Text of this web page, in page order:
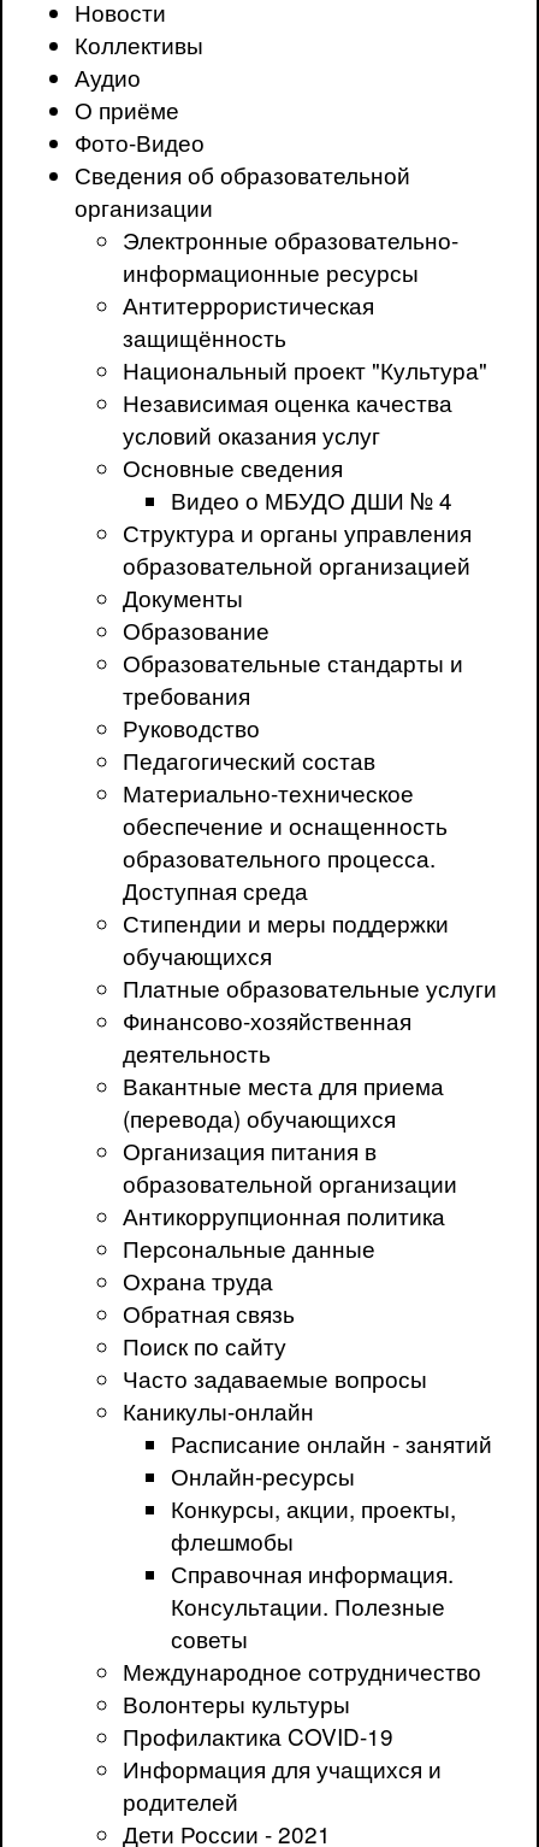
Новости
Коллективы
Аудио
О приёме
Фото-Видео
Сведения об образовательной
организации
Электронные образовательно-
информационные ресурсы
Антитеррористическая
защищённость
Национальный проект "Культура"
Независимая оценка качества
условий оказания услуг
Основные сведения
Видео о МБУДО ДШИ № 4
Структура и органы управления
образовательной организацией
Документы
Образование
Образовательные стандарты и
требования
Руководство
Педагогический состав
Материально-техническое
обеспечение и оснащенность
образовательного процесса.
Доступная среда
Стипендии и меры поддержки
обучающихся
Платные образовательные услуги
Финансово-хозяйственная
деятельность
Вакантные места для приема
(перевода) обучающихся
Организация питания в
образовательной организации
Антикоррупционная политика
Персональные данные
Охрана труда
Обратная связь
Поиск по сайту
Часто задаваемые вопросы
Каникулы-онлайн
Расписание онлайн - занятий
Онлайн-ресурсы
Конкурсы, акции, проекты,
флешмобы
Справочная информация.
Консультации. Полезные
советы
Международное сотрудничество
Волонтеры культуры
Профилактика COVID-19
Информация для учащихся и
родителей
Дети России - 2021